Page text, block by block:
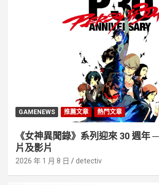
GAMENEWS 推薦文章 熱門文章
《女神異聞錄》系列迎來 30 週年
片及影片
2026 年 1 月 8 日 detectiv